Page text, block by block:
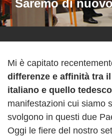
Saremo di
Mi è capitato
differenze e affinità tra
italiano e quello tedesco
manifestazioni cui siamo
svolgono in questi due
Oggi le fiere del nostro